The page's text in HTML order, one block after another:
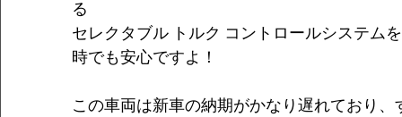
る
セレクタブル トルク コントロールシステム
時でも安心ですよ！
この車両は新車の納期がかなり遅れており